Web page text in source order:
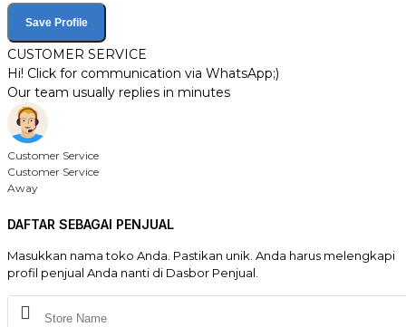
Save Profile
CUSTOMER SERVICE
Hi! Click for communication via WhatsApp;)
Our team usually replies in minutes
Customer Service
Customer Service
Away
DAFTAR SEBAGAI PENJUAL
Masukkan nama toko Anda. Pastikan unik. Anda harus melengkapi
profil penjual Anda nanti di Dasbor Penjual.